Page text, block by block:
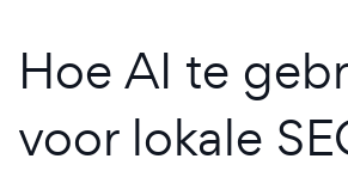
Hoe AI te
voor lokale